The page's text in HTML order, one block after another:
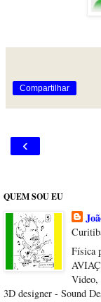
Compartilhar
‹
QUEM SOU EU
Física
Video,
3D designer - Sound